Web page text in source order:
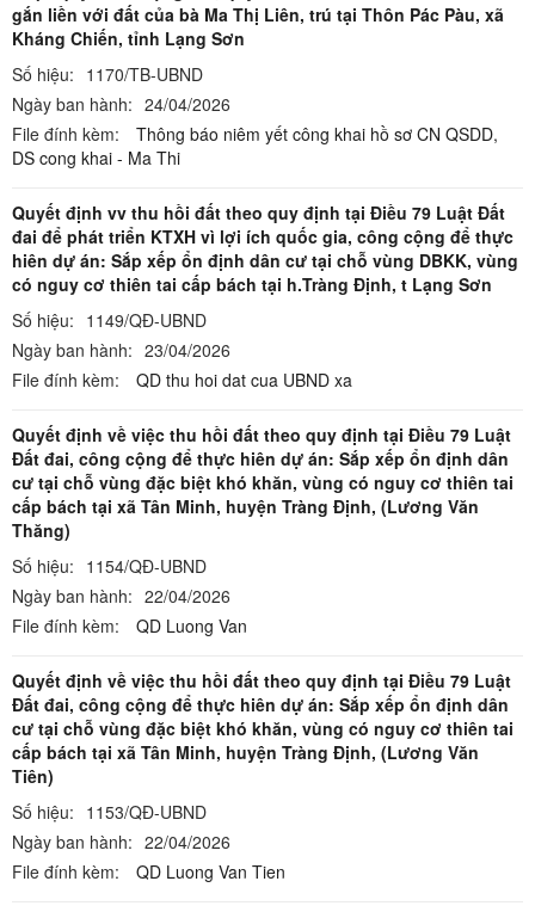
gắn liền với đất của bà Ma Thị Liên, trú tại Thôn Pác Pàu, xã
Kháng Chiến, tỉnh Lạng Sơn
Số hiệu: 1170/TB-UBND
Ngày ban hành: 24/04/2026
File đính kèm:
Thông báo niêm yết công khai hồ sơ CN QSDD,
DS cong khai - Ma Thi
Quyết định vv thu hồi đất theo quy định tại Điều 79 Luật Đất
đai để phát triển KTXH vì lợi ích quốc gia, công cộng để thực
hiên dự án: Sắp xếp ổn định dân cư tại chỗ vùng DBKK, vùng
có nguy cơ thiên tai cấp bách tại h.Tràng Định, t Lạng Sơn
Số hiệu: 1149/QĐ-UBND
Ngày ban hành: 23/04/2026
File đính kèm:
QD thu hoi dat cua UBND xa
Quyết định về việc thu hồi đất theo quy định tại Điều 79 Luật
Đất đai, công cộng để thực hiên dự án: Sắp xếp ổn định dân
cư tại chỗ vùng đặc biệt khó khăn, vùng có nguy cơ thiên tai
cấp bách tại xã Tân Minh, huyện Tràng Định, (Lương Văn
Thăng)
Số hiệu: 1154/QĐ-UBND
Ngày ban hành: 22/04/2026
File đính kèm:
QD Luong Van
Quyết định về việc thu hồi đất theo quy định tại Điều 79 Luật
Đất đai, công cộng để thực hiên dự án: Sắp xếp ổn định dân
cư tại chỗ vùng đặc biệt khó khăn, vùng có nguy cơ thiên tai
cấp bách tại xã Tân Minh, huyện Tràng Định, (Lương Văn
Tiên)
Số hiệu: 1153/QĐ-UBND
Ngày ban hành: 22/04/2026
File đính kèm:
QD Luong Van Tien